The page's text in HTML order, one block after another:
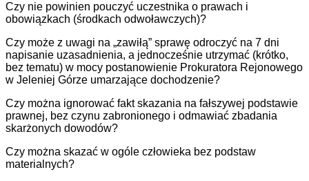
Czy nie powinien pouczyć uczestnika o prawach i
obowiązkach (środkach odwoławczych)?
Czy może z uwagi na „zawiłą” sprawę odroczyć na 7 dni
napisanie uzasadnienia, a jednocześnie utrzymać (krótko,
bez tematu) w mocy postanowienie Prokuratora Rejonowego
w Jeleniej Górze umarzające dochodzenie?
Czy można ignorować fakt skazania na fałszywej podstawie
prawnej, bez czynu zabronionego i odmawiać zbadania
skarżonych dowodów?
Czy można skazać w ogóle człowieka bez podstaw
materialnych?